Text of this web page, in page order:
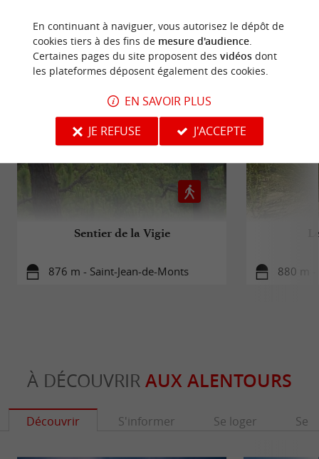
BALADESÀ PROXIMITÉ
Sentier de la Vigie
876 m - Saint-Jean-de-Monts 880 m -
À DÉCOUVRIR AUX ALENTOURS
Découvrir S'informer Se loger Se
En continuant à naviguer, vous autorisez le dépôt de
cookies tiers à des fins de mesure d'audience.
Certaines pages du site proposent des vidéosdont
les plateformes déposent également des cookies.
EN SAVOIR PLUS
JE REFUSE
J'ACCEPTE